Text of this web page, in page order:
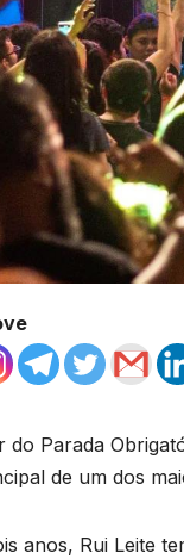
do Parada
de um dos
anos, Rui Leite